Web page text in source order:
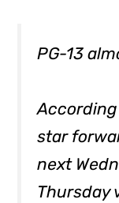
PG-13
star
next
Thursday